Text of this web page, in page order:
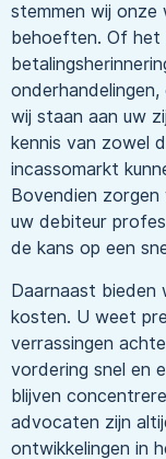
stemmen wij onze
behoeften. Of het
wij staan aan uw
kennis van zowel
incassomarkt
Bovendien
uw debiteur
de kans op een
Daarnaast bieden
kosten. U weet
verrassingen
vordering snel en
blijven
advocaten zijn
ontwikkelingen in